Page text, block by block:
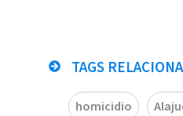
TAGS
homicidio